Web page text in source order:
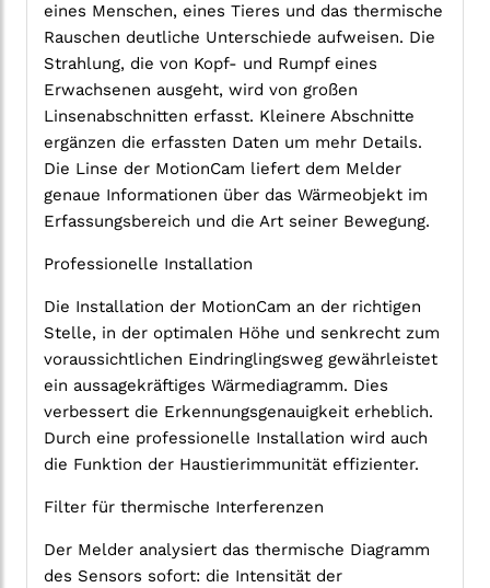
eines Menschen, eines Tieres und das thermische
Rauschen deutliche Unterschiede aufweisen. Die
Strahlung, die von Kopf- und Rumpf eines
Erwachsenen ausgeht, wird von großen
Linsenabschnitten erfasst. Kleinere Abschnitte
ergänzen die erfassten Daten um mehr Details.
Die Linse der MotionCam liefert dem Melder
genaue Informationen über das Wärmeobjekt im
Erfassungsbereich und die Art seiner Bewegung.
Professionelle Installation
Die Installation der MotionCam an der richtigen
Stelle, in der optimalen Höhe und senkrecht zum
voraussichtlichen Eindringlingsweg gewährleistet
ein aussagekräftiges Wärmediagramm. Dies
verbessert die Erkennungsgenauigkeit erheblich.
Durch eine professionelle Installation wird auch
die Funktion der Haustierimmunität effizienter.
Filter für thermische Interferenzen
Der Melder analysiert das thermische Diagramm
des Sensors sofort: die Intensität der